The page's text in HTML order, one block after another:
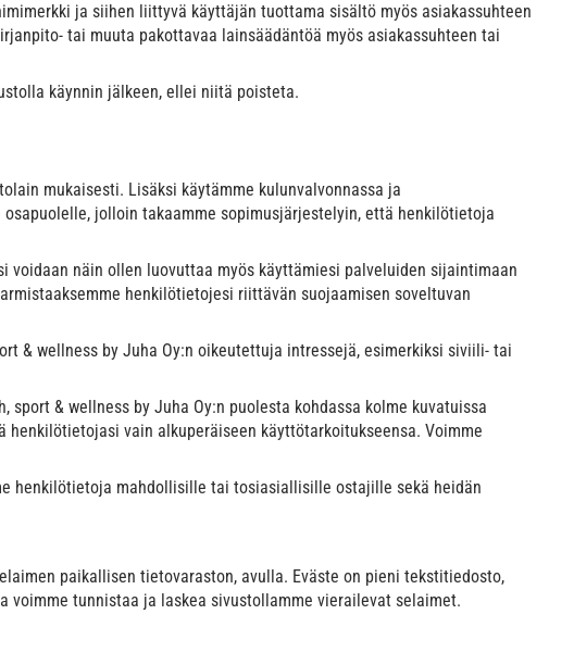
ja siihen liittyvä käyttäjän tuottama sisältö myös asiakassuhteen
tai muuta pakottavaa lainsäädäntöä myös asiakassuhteen tai
käynnin jälkeen, ellei niitä poisteta.
mukaisesti. Lisäksi käytämme kulunvalvonnassa ja
jolloin takaamme sopimusjärjestelyin, että henkilötietoja
näin ollen luovuttaa myös käyttämiesi palveluiden sijaintimaan
henkilötietojesi riittävän suojaamisen soveltuvan
& wellness by Juha Oy:n oikeutettuja intressejä, esimerkiksi siviili- tai
& wellness by Juha Oy:n puolesta kohdassa kolme kuvatuissa
vain alkuperäiseen käyttötarkoitukseensa. Voimme
henkilötietoja mahdollisille tai tosiasiallisille ostajille sekä heidän
paikallisen tietovaraston, avulla. Eväste on pieni tekstitiedosto,
tunnistaa ja laskea sivustollamme vierailevat selaimet.